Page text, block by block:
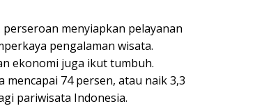
menyiapkan pelayanan
pengalaman wisata.
ekonomi juga ikut tumbuh.
74 persen, atau naik 3,3
pariwisata Indonesia.